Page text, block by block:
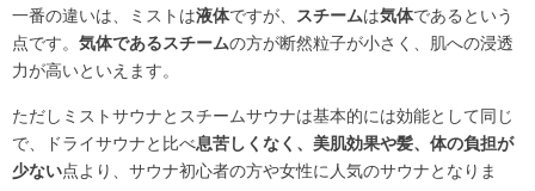
一番の違いは、ミストは液体ですが、 スチームは気体であるという
点です。 気体であるスチームの方が断然粒子が小さく、肌への浸透
力が高いといえます。
ただしミストサウナとスチームサウナは基本的には効能として同じ
で、ドライサウナと比べ息苦しくなく、美肌効果や髪、体の負担が
少ない点より、サウナ初心者の方や女性に人気のサウナとなりま